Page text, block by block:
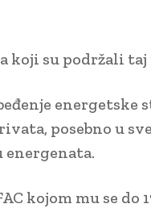
su podržali taj
energetske
posebno u
kojom mu se do